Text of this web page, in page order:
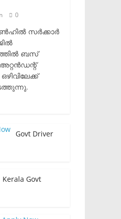
0
സർക്കാർ
ബസ്
Govt Driver
Kerala Govt